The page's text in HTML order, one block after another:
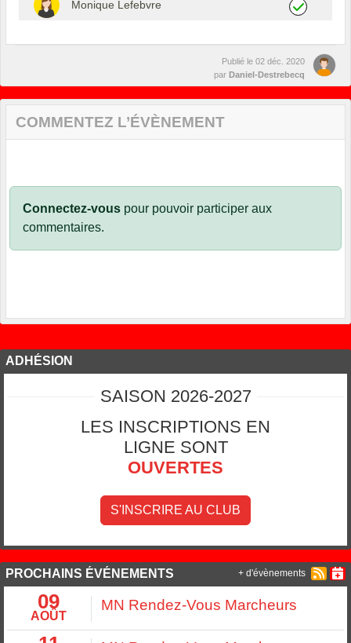
Monique Lefebvre
Publié le 02 déc. 2020
par Daniel-Destrebecq
COMMENTEZ L’ÉVÈNEMENT
Connectez-vous pour pouvoir participer aux
commentaires.
ADHÉSION
SAISON 2026-2027
LES INSCRIPTIONS EN
LIGNE SONT
OUVERTES
S'INSCRIRE AU CLUB
PROCHAINS ÉVÉNEMENTS
09
AOÛT
MN Rendez-Vous Marcheurs
+ d'évènements